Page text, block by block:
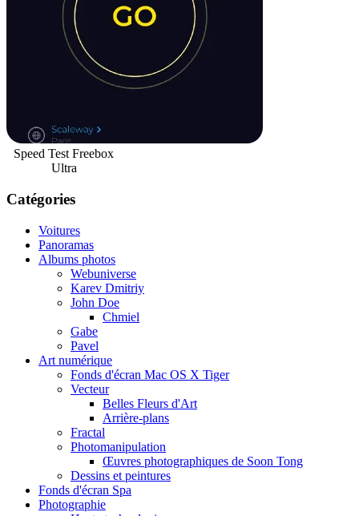
Speed Test Freebox
Ultra
Catégories
Voitures
Panoramas
Albums photos
Webuniverse
Karev Dmitriy
John Doe
Chmiel
Gabe
Pavel
Art numérique
Fonds d'écran Mac OS X Tiger
Vecteur
Belles Fleurs d'Art
Arrière-plans
Fractal
Photomanipulation
Œuvres photographiques de Soon Tong
Dessins et peintures
Fonds d'écran Spa
Photographie